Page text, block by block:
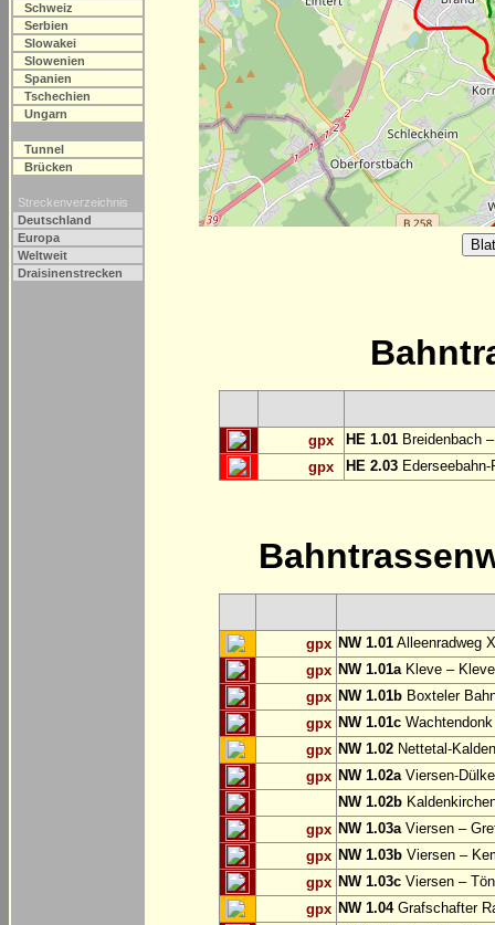
Schweiz
Serbien
Slowakei
Slowenien
Spanien
Tschechien
Ungarn
Tunnel
Brücken
Streckenverzeichnis
Deutschland
Europa
Weltweit
Draisinenstrecken
gpx HE 1.01 Breidenbach
gpx
HE 2.03
gpx NW 1.01 Alleenradweg
gpx NW 1.01aKleve –
gpx NW 1.01b Boxteler
gpx NW 1.01c Wachtendonk
gpx NW 1.02 Nettetal-
gpx NW 1.02aViersen-
NW 1.02b
gpx NW 1.03aViersen –
gpx NW 1.03b Viersen –
gpx NW 1.03c Viersen –
gpx NW 1.04Grafschafter